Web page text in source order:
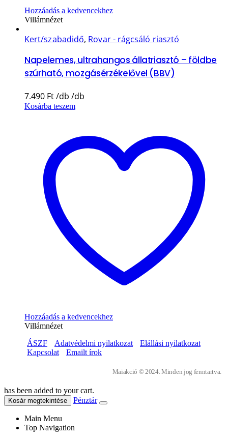
Hozzáadás a kedvencekhez
Villámnézet
Kert/szabadidő, Rovar - rágcsáló riasztó
Napelemes, ultrahangos állatriasztó – földbe
szúrható, mozgásérzékelővel (BBV)
7.490 Ft
Kosárba teszem
Hozzáadás a kedvencekhez
Villámnézet
ÁSZF
Adatvédelmi nyilatkozat
Elállási nyilatkozat
Kapcsolat
Emailt írok
Maiakció © 2024. Minden jog fenntartva.
has been added to your cart.
Kosár megtekintése Pénztár
Main Menu
Top Navigation